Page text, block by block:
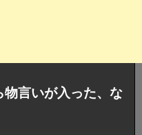
言いが入った、な